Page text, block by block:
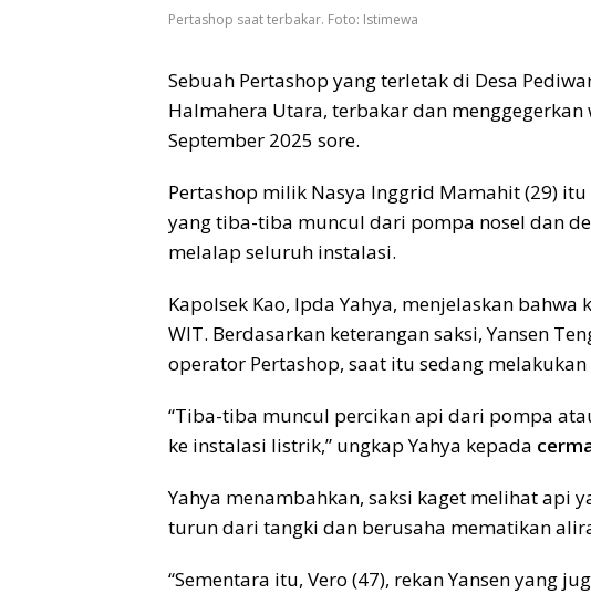
Pertashop saat terbakar. Foto: Istimewa
Sebuah Pertashop yang terletak di Desa
Halmahera Utara, terbakar dan menggegerkan
September 2025 sore.
Pertashop milik Nasya Inggrid Mamahit (29)
yang tiba-tiba muncul dari pompa nosel dan
melalap seluruh instalasi.
Kapolsek Kao, Ipda Yahya, menjelaskan
WIT. Berdasarkan keterangan saksi, Yansen
operator Pertashop, saat itu sedang
“Tiba-tiba muncul percikan api dari pompa
ke instalasi listrik,” ungkap Yahya kepada
Yahya menambahkan, saksi kaget melihat api
turun dari tangki dan berusaha mematikan
“Sementara itu, Vero (47), rekan Yansen yang